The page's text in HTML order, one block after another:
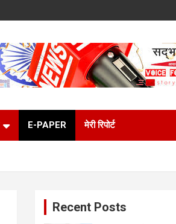
E-PAPER मेरी रिपोर्ट
Recent Posts